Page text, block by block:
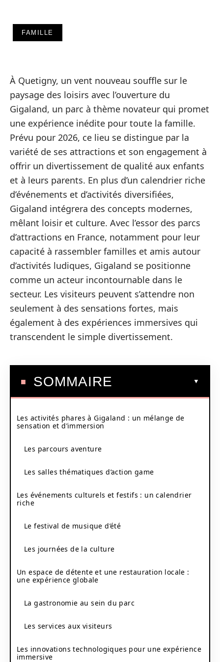
FAMILLE
À Quetigny, un vent nouveau souffle sur le
paysage des loisirs avec l’ouverture du
Gigaland, un parc à thème novateur qui promet
une expérience inédite pour toute la famille.
Prévu pour 2026, ce lieu se distingue par la
variété de ses attractions et son engagement à
offrir un divertissement de qualité aux enfants
et à leurs parents. En plus d’un calendrier riche
d’événements et d’activités diversifiées,
Gigaland intégrera des concepts modernes,
mêlant loisir et culture. Avec l’essor des parcs
d’attractions en France, notamment pour leur
capacité à rassembler familles et amis autour
d’activités ludiques, Gigaland se positionne
comme un acteur incontournable dans le
secteur. Les visiteurs peuvent s’attendre non
seulement à des sensations fortes, mais
également à des expériences immersives qui
transcendent le simple divertissement.
SOMMAIRE
Les activités phares à Gigaland : un mélange de
sensation et d’immersion
Les parcours aventure
Les salles thématiques d’action game
Les événements culturels et festifs : un calendrier
riche
Le festival de musique d’été
Les journées de la culture
Un espace de détente et une restauration locale :
une expérience globale
La gastronomie au sein du parc
Les services aux visiteurs
Les innovations technologiques pour une expérience
immersive